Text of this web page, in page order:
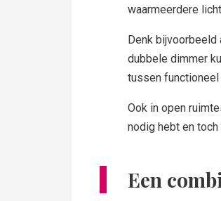
waarmeerdere
Denk bijvoorbeeld
dubbele dimmer
tussen functioneel
Ook in open
nodig hebt en
Een